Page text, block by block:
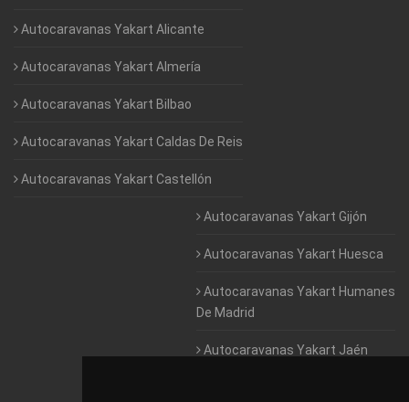
Autocaravanas Yakart Alicante
Autocaravanas Yakart Almería
Autocaravanas Yakart Bilbao
Autocaravanas Yakart Caldas De Reis
Autocaravanas Yakart Castellón
Autocaravanas Yakart Gijón
Autocaravanas Yakart Huesca
Autocaravanas Yakart Humanes
De Madrid
Autocaravanas Yakart Jaén